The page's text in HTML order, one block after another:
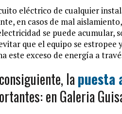
eléctrico de cualquier
en casos de mal
se puede acumular,
que el equipo se estropee
este exceso de energía a
lapuesta
en Galeria